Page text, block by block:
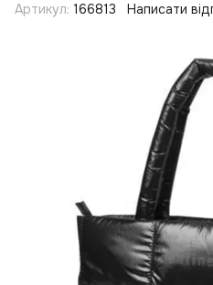
Артикул: 166813 Написати